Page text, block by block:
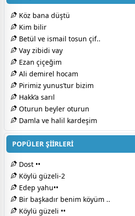
Köz bana düştü
Kim bilir
Betül ve ismail tosun çif..
Vay zibidi vay
Ezan çiçeğim
Ali demirel hocam
Pirimiz yunus’tur bizim
Hakk’a sarıl
Oturun beyler oturun
Damla ve halil kardeşim
POPÜLER ŞİİRLERİ
Dost ••
Köylü güzeli-2
Edep yahu••
Bir başkadır benim köyüm ..
Köylü güzeli ••